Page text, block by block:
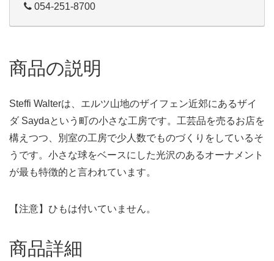
054-251-8700
商品の説明
Steffi Walterは、エルツ山地のザイフェン近郊にあるザイ
ダ Saydaという町の小さな工房です。工芸品を売るお店を
構えつつ、別室の工房で少人数でものづくりをしているそ
うです。小さな球をベースにした光沢のあるオーナメント
が最も特徴的と言われています。
【注意】ひもは付いていません。
商品詳細